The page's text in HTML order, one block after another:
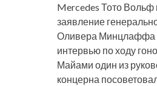
Mercedes Тото
заявление
Оливера Минцлаффа
интервью по ходу
Майами один из
концерна